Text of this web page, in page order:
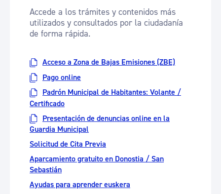
Accede a los trámites y contenidos más
utilizados y consultados por la ciudadanía
de forma rápida.
Acceso a Zona de Bajas Emisiones (ZBE)
Pago online
Padrón Municipal de Habitantes: Volante /
Certificado
Presentación de denuncias online en la
Guardia Municipal
Solicitud de Cita Previa
Aparcamiento gratuito en Donostia / San
Sebastián
Ayudas para aprender euskera